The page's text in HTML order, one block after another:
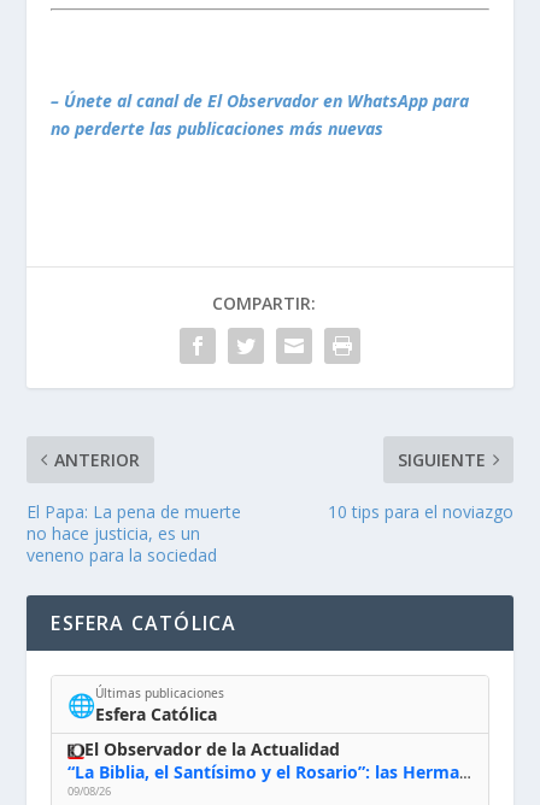
– Únete al canal de El Observador en WhatsApp para
no perderte las publicaciones más nuevas
COMPARTIR:
ANTERIOR
El Papa: La pena de muerte
no hace justicia, es un
veneno para la sociedad
SIGUIENTE
10 tips para el noviazgo
ESFERA CATÓLICA
🌐Últimas publicaciones
Esfera Católica
El Observador de la Actualidad
“La Biblia, el Santísimo y el Rosario”: las Hermanas de Belén, evacuadas por el incendio de Huelva, España
09/08/26